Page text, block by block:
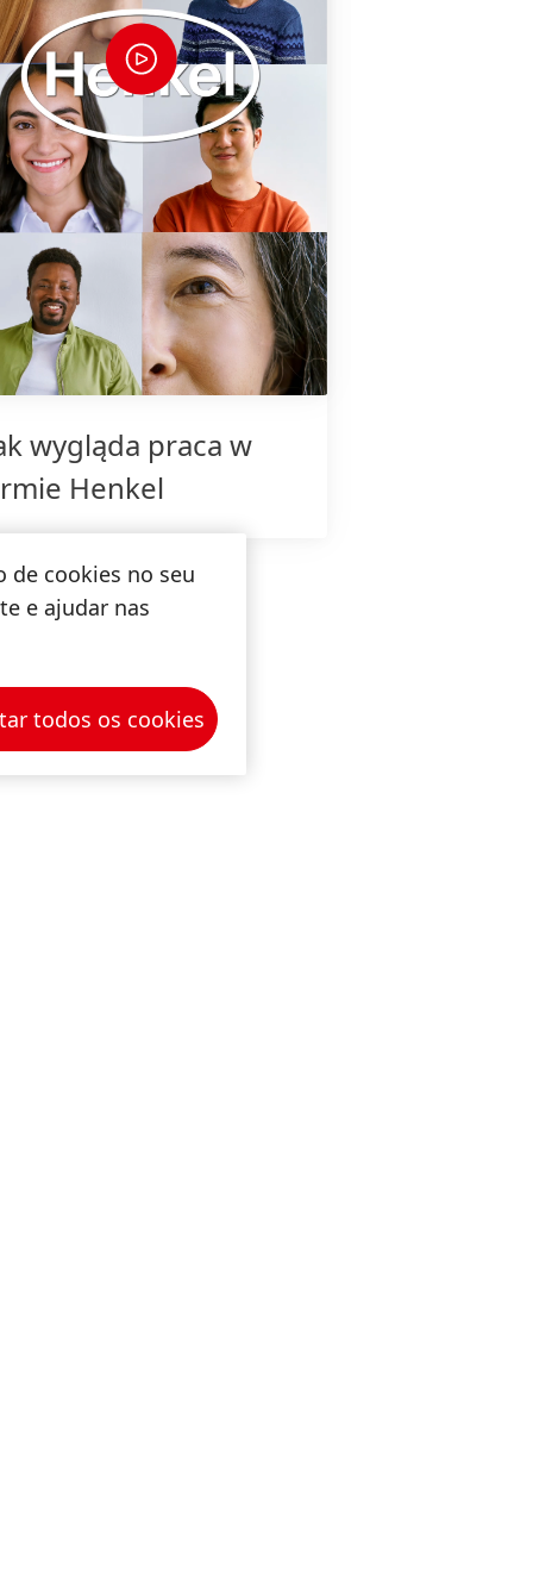
wygląda praca w
Henkel
de cookies no seu
e ajudar nas
todos os cookies